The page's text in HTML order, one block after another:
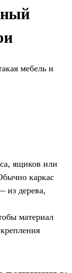
мебель и
ящиков или
каркас
дерева,
материал